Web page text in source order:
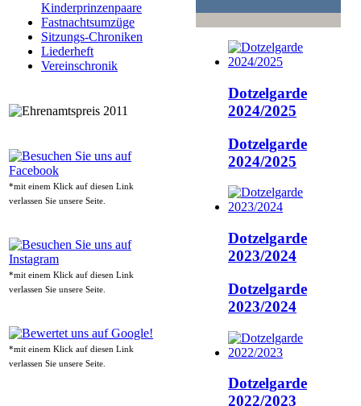
Kinderprinzenpaare
Fastnachtsumzüge
Sitzungs-Chroniken
Liederheft
Vereinschronik
*mit einem Klick auf diesen Link
verlassen Sie unsere Seite.
*mit einem Klick auf diesen Link
verlassen Sie unsere Seite.
*mit einem Klick auf diesen Link
verlassen Sie unsere Seite.
Dotzelgarde
2024/2025
Dotzelgarde
2024/2025
Dotzelgarde
2023/2024
Dotzelgarde
2023/2024
Dotzelgarde
2022/2023